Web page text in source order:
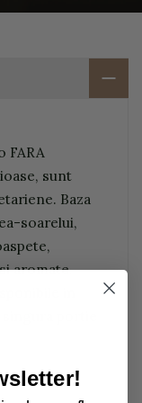
FARA
sunt
Baza
soarelui,
aromate.
portie